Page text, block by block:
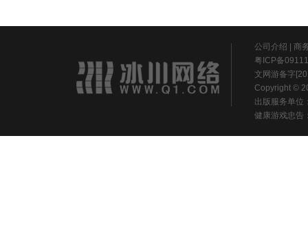
公司介绍
商
粤ICP备
文网游备字
Copyright ©
出版服务单位
健康游戏忠告